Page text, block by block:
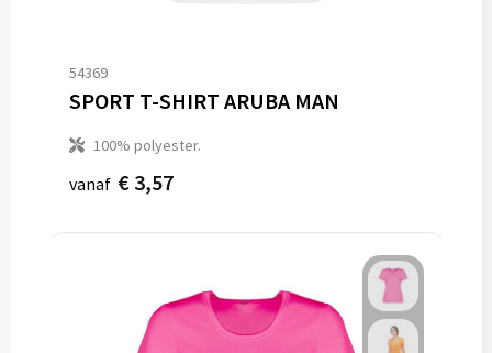
54369
SPORT T-SHIRT ARUBA MAN
100% polyester.
vanaf € 3,57